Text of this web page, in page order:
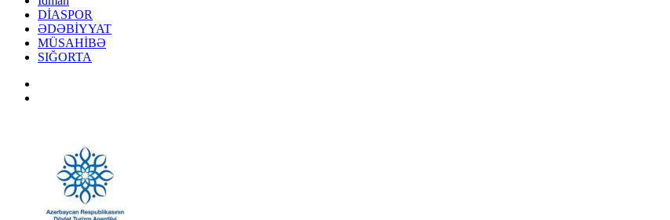
DİASPOR
ƏDƏBİYYAT
MÜSAHİBƏ
SIĞORTA